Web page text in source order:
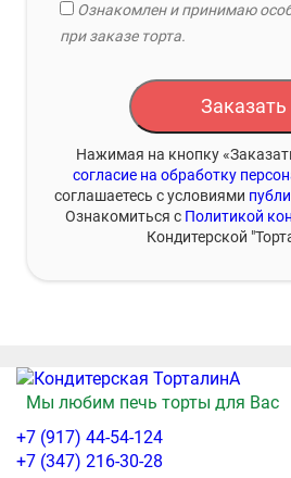
Ознакомлен и принимаю
при заказе торта.
Заказать
Нажимая на кнопку
согласие на обработку
соглашаетесь с условиями
Ознакомиться с Политикой
Кондитерской
Мы любим печь торты для Вас
+7 (917) 44-54-124
+7 (347) 216-30-28